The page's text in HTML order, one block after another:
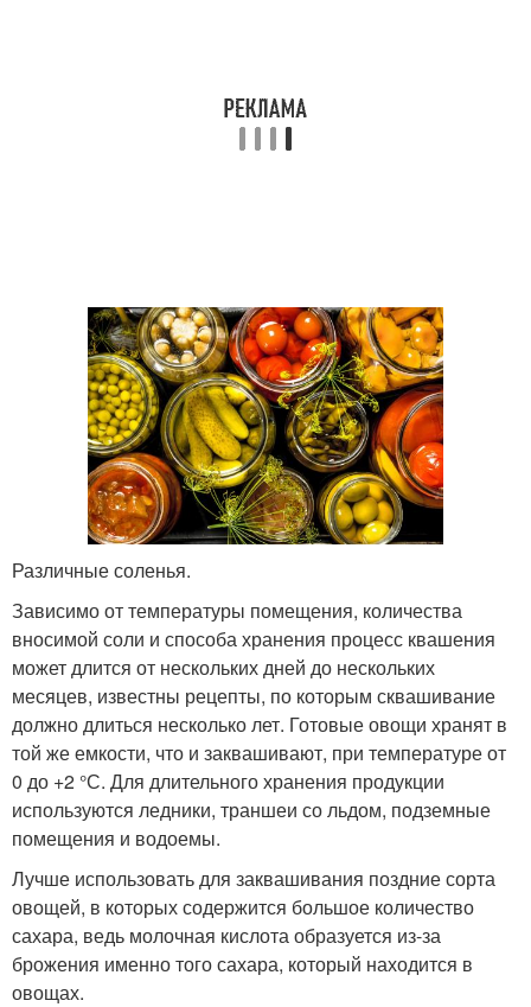
Различные соленья.
Зависимо от температуры помещения, количества
вносимой соли и способа хранения процесс квашения
может длится от нескольких дней до нескольких
месяцев, известны рецепты, по которым сквашивание
должно длиться несколько лет. Готовые овощи хранят в
той же емкости, что и заквашивают, при температуре от
0 до +2 °С. Для длительного хранения продукции
используются ледники, траншеи со льдом, подземные
помещения и водоемы.
Лучше использовать для заквашивания поздние сорта
овощей, в которых содержится большое количество
сахара, ведь молочная кислота образуется из-за
брожения именно того сахара, который находится в
овощах.